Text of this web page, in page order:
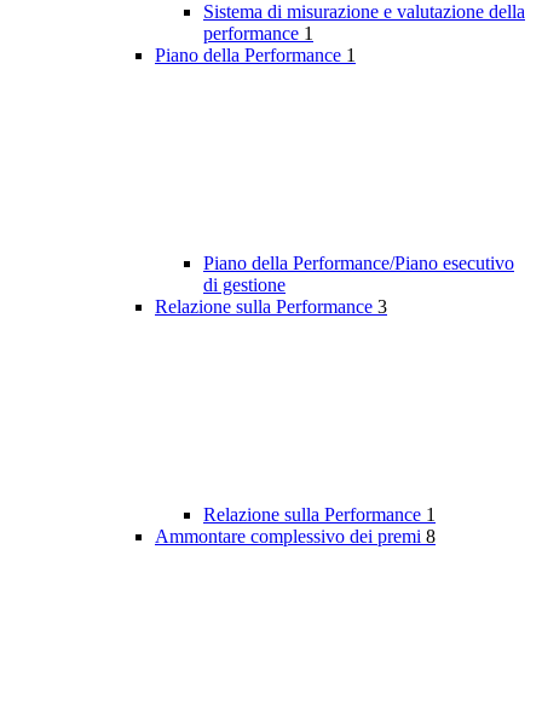
Sistema di misurazione e valutazione della
performance 1
Piano della Performance 1
Piano della Performance/Piano esecutivo
di gestione
Relazione sulla Performance 3
Relazione sulla Performance 1
Ammontare complessivo dei premi 8